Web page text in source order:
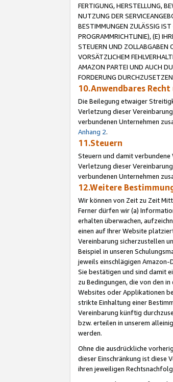
FERTIGUNG, HERSTELLUNG,
NUTZUNG DER
BESTIMMUNGEN ZULÄSSIG IST
PROGRAMMRICHTLINIE), (E)
STEUERN UND ZOLLABGABEN
VORSÄTZLICHEM
AMAZON PARTEI UND AUCH
FORDERUNG
10.Anwendbares
Die Beilegung etwaiger
Verletzung dieser
verbundenen Unternehmen
Anhang 2.
11.Steuern
Steuern und damit
Verletzung dieser
verbundenen Unternehmen
12.Weitere
Wir können von Zeit zu Zeit
Ferner dürfen wir (a)
erhalten überwachen,
einen auf Ihrer Website
Vereinbarung sicherzustellen
Beispiel in unseren
jeweils einschlägigen Amazon-
Sie bestätigen und sind damit
zu Bedingungen, die von den
Websites oder Applikationen
strikte Einhaltung einer
Vereinbarung künftig
bzw. erteilen in unserem
werden.
Ohne die ausdrückliche
dieser Einschränkung ist diese
ihren jeweiligen